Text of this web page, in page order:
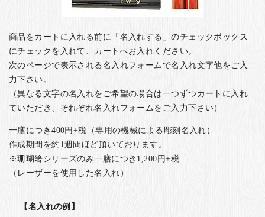
商品をカートに入れる前に「名入れする」のチェックボックス
にチェックを入れて、カートへお入れください。
次のページで表示される名入れフォームで名入れ文字他をご入
力下さい。
（異なる文字の名入れをご希望の場合は一つずつカートに入れ
ていただき、それぞれ名入れフォームをご入力下さい）
一膳につき400円+税（専用の機械による彫刻名入れ）
作成期間を約1週間ほど頂いております。
※珊瑚箸シリーズのみ一膳につき1,200円+税
（レーザーを使用した名入れ）
【名入れの例】